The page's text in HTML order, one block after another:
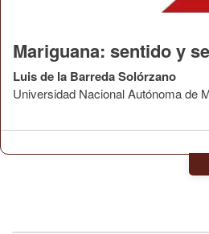
Mariguana: sentido y
Luis de la Barreda Solórzano
Universidad Nacional Autónoma de